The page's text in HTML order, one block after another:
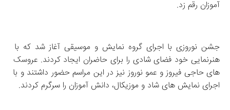
آموزان رقم زد.
جشن نوروزی با اجرای گروه نمایش و موسیقی آغاز شد که با
های حاجی فیروز و عمو نوروز نیز در این مراسم حضور داشتند و با
اجرای نمایش‌ های شاد و موزیکال، دانش‌ آموزان را سرگرم کردند.